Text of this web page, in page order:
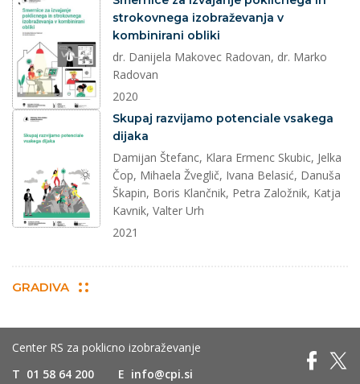
strokovnega izobraževanja v
kombinirani obliki
dr. Danijela Makovec Radovan, dr. Marko
Radovan
2020
dokument
Skupaj razvijamo potenciale vsakega
dijaka
Damijan Štefanc, Klara Ermenc Skubic, Jelka
Čop, Mihaela Žveglič, Ivana Belasić, Danuša
Škapin, Boris Klančnik, Petra Založnik, Katja
Kavnik, Valter Urh
2021
GRADIVA
Center RS za poklicno izobraževanje
T 01 58 64 200 E info@cpi.si